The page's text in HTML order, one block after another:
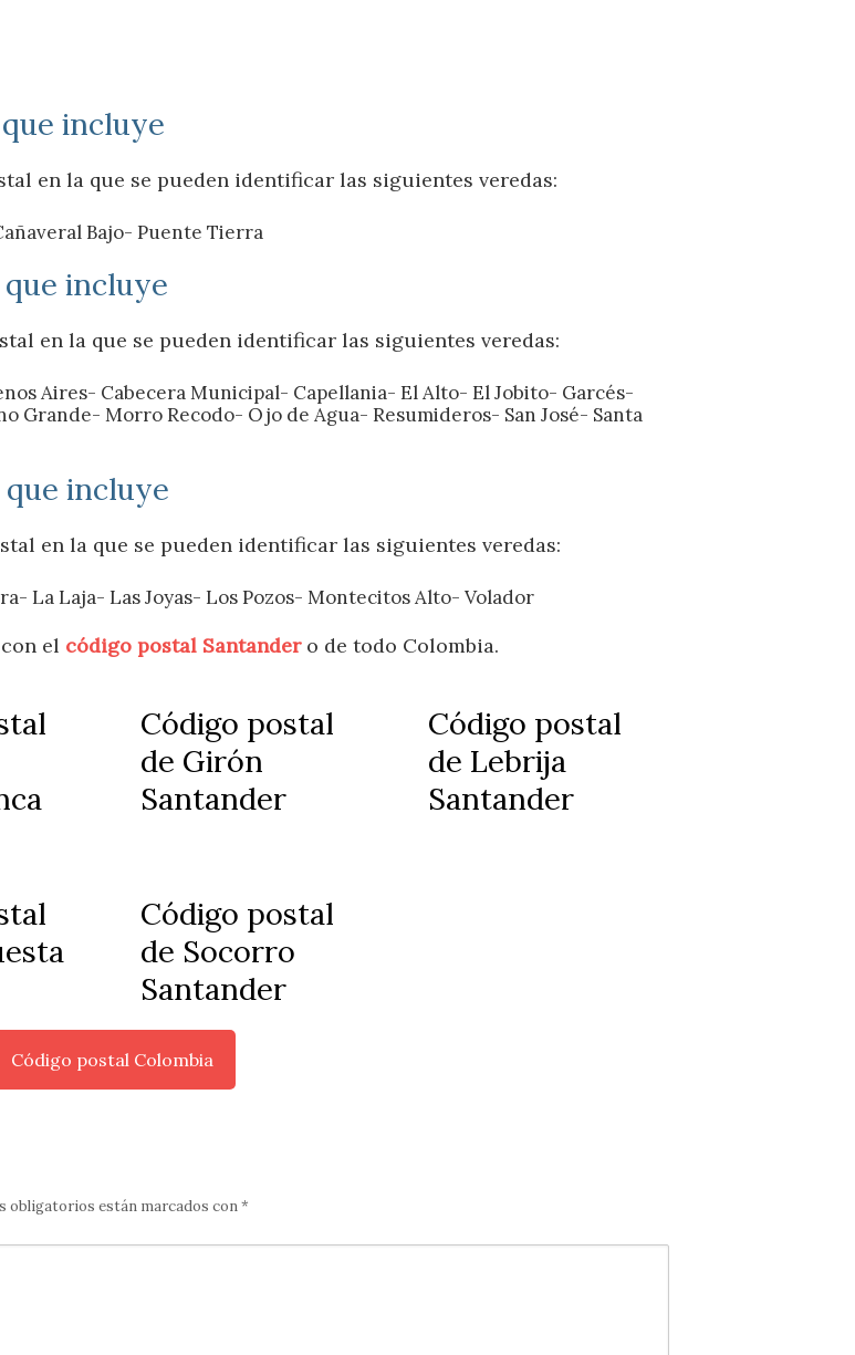
incluye
en la que se pueden identificar las siguientes veredas:
Bajo- Puente Tierra
que incluye
en la que se pueden identificar las siguientes veredas:
Aires- Cabecera Municipal- Capellania- El Alto- El Jobito- Garcés-
Grande- Morro Recodo- Ojo de Agua- Resumideros- San José- Santa
que incluye
en la que se pueden identificar las siguientes veredas:
La Laja- Las Joyas- Los Pozos- Montecitos Alto- Volador
el código postal Santandero de todo Colombia.
Código postal
de Girón
Santander
Código postal
de Lebrija
Santander
Código postal
de Socorro
Santander
Código postal Colombia
obligatorios están marcados con*